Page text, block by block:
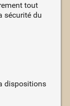
tout
sécurité du
dispositions